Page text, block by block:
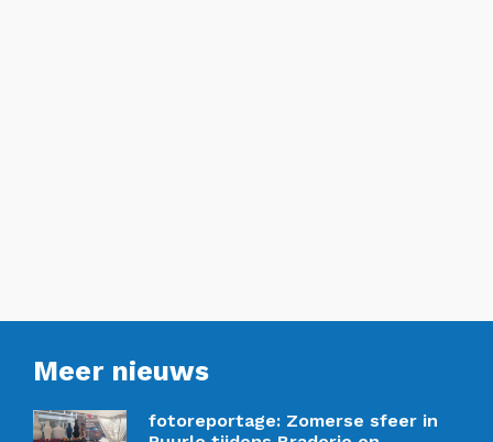
Meer nieuws
fotoreportage: Zomerse sfeer in